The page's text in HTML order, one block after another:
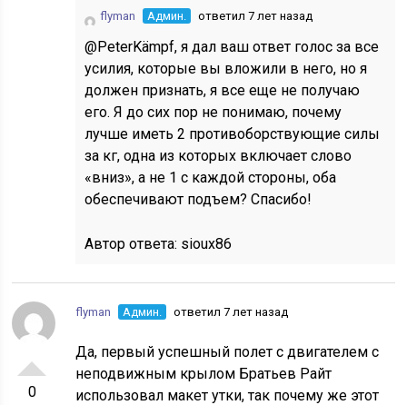
flyman Админ. ответил 7 лет назад
@PeterKämpf, я дал ваш ответ голос за все
усилия, которые вы вложили в него, но я
должен признать, я все еще не получаю
его. Я до сих пор не понимаю, почему
лучше иметь 2 противоборствующие силы
за кг, одна из которых включает слово
«вниз», а не 1 с каждой стороны, оба
обеспечивают подъем? Спасибо!
Автор ответа: sioux86
0
flyman Админ. ответил 7 лет назад
Да, первый успешный полет с двигателем с
неподвижным крылом Братьев Райт
использовал макет утки, так почему же этот